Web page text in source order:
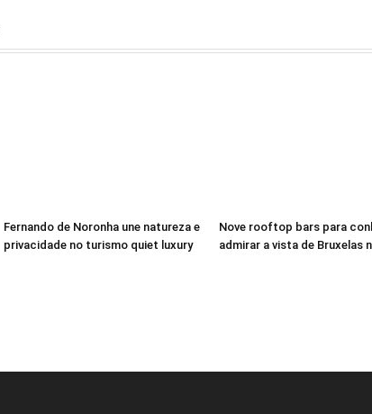
Fernando de Noronha une natureza e
privacidade no turismo quiet luxury
Nove rooftop bars para
admirar a vista de Bruxelas